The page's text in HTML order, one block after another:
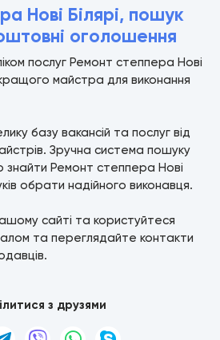
Нові Білярі, пошук
оголошення
послуг Ремонт степпера Нові
майстра для виконання
базу вакансій та послуг від
Зручна система пошуку
Ремонт степпера Нові
обрати надійного виконавця.
сайті та користуйтеся
та переглядайте контакти
з друзями